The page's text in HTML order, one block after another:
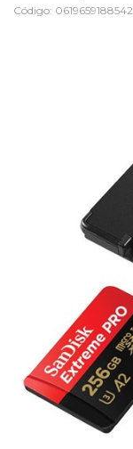
Código: 0619659188542